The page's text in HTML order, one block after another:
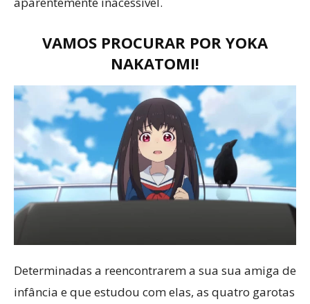
VAMOS PROCURAR POR YOKA
NAKATOMI!
Determinadas a reencontrarem a sua sua amiga de
infância e que estudou com elas, as quatro garotas